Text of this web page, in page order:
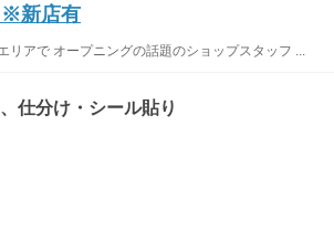
※新店有
リアで オープニングの話題のショップスタッフ ...
仕分け・シール貼り